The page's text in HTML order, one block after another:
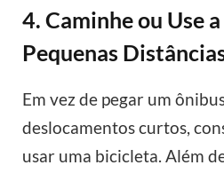
4. Caminhe ou Use
Pequenas
Em vez de pegar um
deslocamentos curtos,
usar uma bicicleta. Além